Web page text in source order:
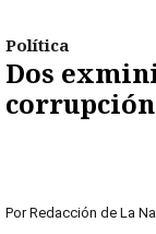
Política
Dos
Por Redacción de La